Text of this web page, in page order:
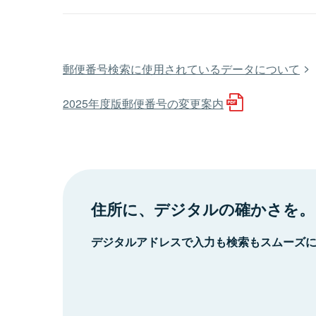
郵便番号検索に使用されているデータについて
2025年度版郵便番号の変更案内
住所に、デジタルの確かさを。
デジタルアドレスで入力も検索もスムーズ